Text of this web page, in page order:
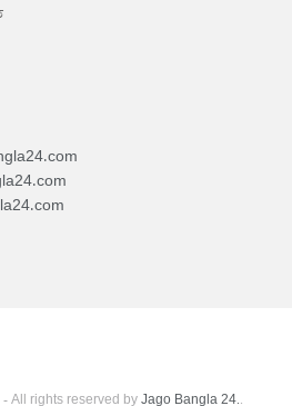
- All rights reserved by Jago Bangla 24..